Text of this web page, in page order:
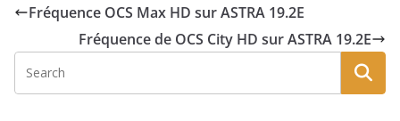
Fréquence OCS Max HD sur ASTRA 19.2E
Fréquence de OCS City HD sur ASTRA 19.2E